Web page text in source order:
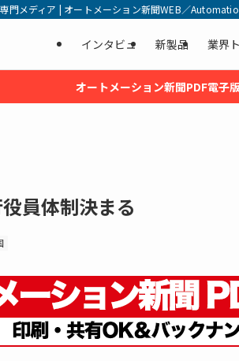
門メディア | オートメーション新聞WEB／
インタビュ 新製品 業界
オートメーション新聞PDF電子
員体制決まる